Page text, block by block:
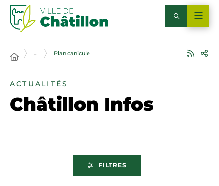
… Plan canicule
ACTUALITÉS
Châtillon Infos
FILTRES